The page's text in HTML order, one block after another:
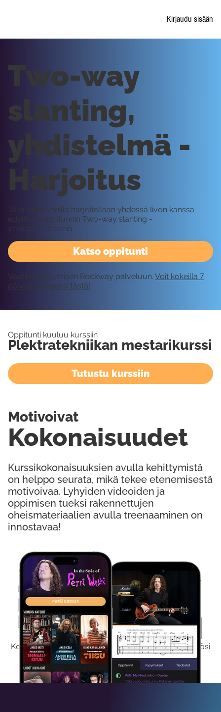
Kirjaudu sisään
Kokeile Ilmaiseksi
Kokeilemalla ilmaiseksi saat koko sisältömme käyttöösi
viikon ajaksi.
Katso oppitunti
Two-way
slanting,
yhdistelmä -
Harjoitus
Tällä oppitunnilla harjoitellaan yhdessä Iivon kanssa
edellisen oppitunnin Two-way slanting -
yhdistelmätreeniä.
Vaatii kirjautumisen Rockway palveluun. Voit kokeilla 7
päivää ilmaiseksi tästä!
Oppitunti kuuluu kurssiin
Plektratekniikan mestarikurssi
Tutustu kurssiin
Kurssikokonaisuuksien avulla kehittymistä
on helppo seurata, mikä tekee etenemisestä
motivoivaa. Lyhyiden videoiden ja
oppimisen tueksi rakennettujen
oheismateriaalien avulla treenaaminen on
innostavaa!
Kokonaisuudet
Motivoivat